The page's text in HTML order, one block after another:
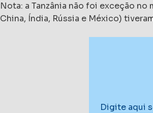
Nota: a Tanzânia não foi exceção
China, Índia, Rússia e México)
Digite aqui